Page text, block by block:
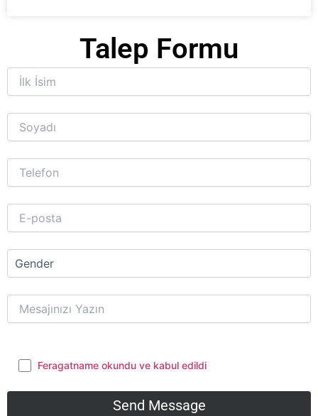
Talep Formu
Feragatname okundu ve kabul edildi